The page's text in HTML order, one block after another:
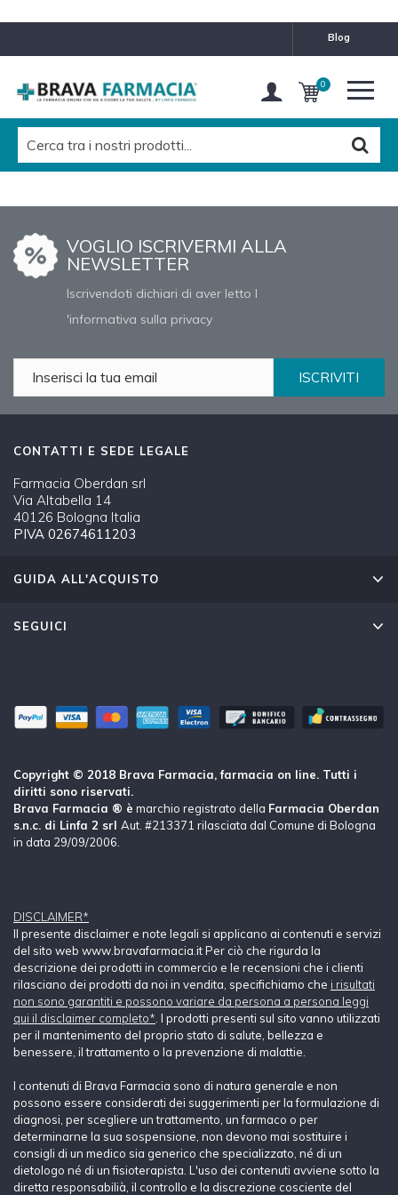
blog
0
VOGLIO ISCRIVERMI ALLA
NEWSLETTER
Iscrivendoti dichiari di aver letto l
'informativa sulla privacy
ISCRIVITI
CONTATTI E SEDE LEGALE
Farmacia Oberdan srl
Via Altabella 14
40126 Bologna Italia
PIVA 02674611203
GUIDA ALL'ACQUISTO
SEGUICI
Copyright © 2018 Brava Farmacia, farmacia on line. Tutti i
diritti sono riservati.
Brava Farmacia ® è marchio registrato della Farmacia Oberdan
s.n.c. di Linfa 2 srl Aut. #213371 rilasciata dal Comune di Bologna
in data 29/09/2006.
DISCLAIMER*
Il presente disclaimer e note legali si applicano ai contenuti e servizi
del sito web www.bravafarmacia.it Per ciò che rigurda la
descrizione dei prodotti in commercio e le recensioni che i clienti
rilasciano dei prodotti da noi in vendita, specifichiamo che i risultati
non sono garantiti e possono variare da persona a persona leggi
qui il disclaimer completo* . I prodotti presenti sul sito vanno utilizzati
per il mantenimento del proprio stato di salute, bellezza e
benessere, il trattamento o la prevenzione di malattie.
I contenuti di Brava Farmacia sono di natura generale e non
possono essere considerati dei suggerimenti per la formulazione di
diagnosi, per scegliere un trattamento, un farmaco o per
determinarne la sua sospensione, non devono mai sostituire i
consigli di un medico sia generico che specializzato, né di un
dietologo né di un fisioterapista. L'uso dei contenuti avviene sotto la
diretta responsabilià, il controllo e la discrezione cosciente del